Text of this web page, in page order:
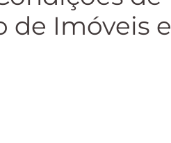
de Imóveis e